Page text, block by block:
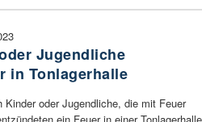
Jugendliche
in Tonlagerhalle
Kinder oder Jugendliche, die mit Feuer